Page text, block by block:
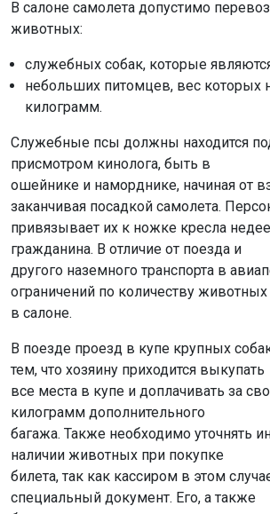
В салоне самолета допустимо
животных:
служебных собак, которые
небольших питомцев, вес которых
килограмм.
Служебные псы должны находится
присмотром кинолога, быть в
ошейнике и наморднике, начиная от
заканчивая посадкой самолета.
привязывает их к ножке кресла
гражданина. В отличие от поезда и
другого наземного транспорта в
ограничений по количеству животных
в салоне.
В поезде проезд в купе крупных
тем, что хозяину приходится выкупать
все места в купе и доплачивать за
килограмм дополнительного
багажа. Также необходимо уточнять
наличии животных при покупке
билета, так как кассиром в этом
специальный документ. Его, а также